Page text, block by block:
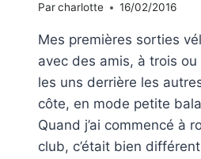
Parcharlotte 16/02/2016
Mes premières sorties
avec des amis, à trois
les uns derrière les
côte, en mode petite
Quand j’ai commencé à
club, c’était bien